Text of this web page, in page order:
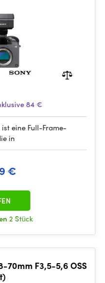
84 €
eine Full-Frame-
in
€
2 Stück
70mm F3,5-5,6 OSS